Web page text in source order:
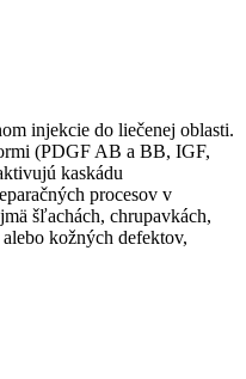
injekcie do liečenej oblasti.
(PDGF AB a BB, IGF,
kaskádu
procesov v
šľachách, chrupavkách,
kožných defektov,